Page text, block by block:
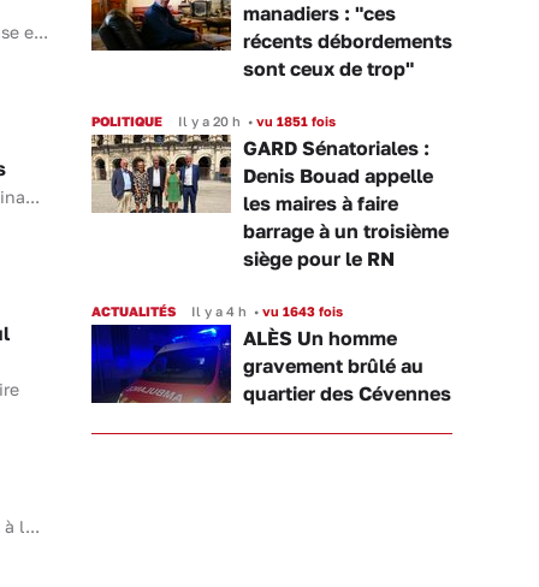
e...
à l...
manadiers : "ces
récents débordements
sont ceux de trop"
POLITIQUE Il y a 20 h • vu 1851 fois
GARD Sénatoriales :
Denis Bouad appelle
les maires à faire
barrage à un troisième
siège pour le RN
ACTUALITÉS Il y a 4 h • vu 1643 fois
ALÈS Un homme
gravement brûlé au
quartier des Cévennes